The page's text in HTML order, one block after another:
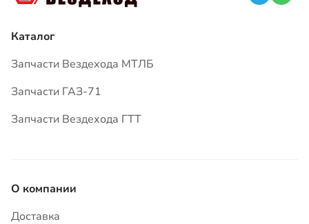
Запчасти Вездехода ГТТ
Вопросы и ответы
Статьи